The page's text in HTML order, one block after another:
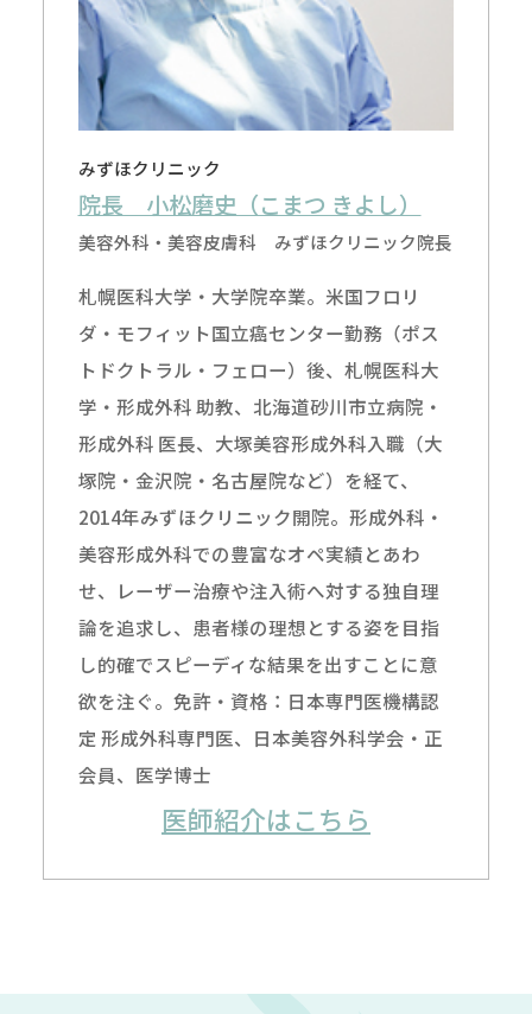
みずほクリニック
院長 小松磨史（こまつ きよし）
美容外科・美容皮膚科 みずほクリニック院長
札幌医科大学・大学院卒業。米国フロリ
ダ・モフィット国立癌センター勤務（ポス
トドクトラル・フェロー）後、札幌医科大
学・形成外科 助教、北海道砂川市立病院・
形成外科 医長、大塚美容形成外科入職（大
塚院・金沢院・名古屋院など）を経て、
2014年みずほクリニック開院。形成外科・
美容形成外科での豊富なオペ実績とあわ
せ、レーザー治療や注入術へ対する独自理
論を追求し、患者様の理想とする姿を目指
し的確でスピーディな結果を出すことに意
欲を注ぐ。免許・資格：日本専門医機構認
定 形成外科専門医、日本美容外科学会・正
会員、医学博士
医師紹介はこちら